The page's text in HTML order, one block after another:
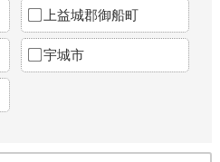
上益城郡御船町
宇城市